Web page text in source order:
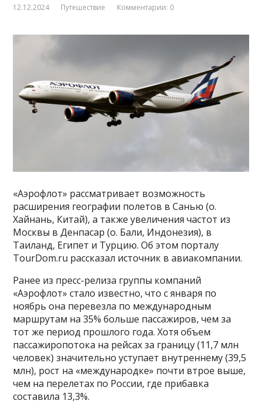
12.12.2024 Путешествие Комментарии: 0
«Аэрофлот» рассматривает возможность
расширения географии полетов в Санью (о.
Хайнань, Китай), а также увеличения частот из
Москвы в Денпасар (о. Бали, Индонезия), в
Таиланд, Египет и Турцию. Об этом порталу
TourDom.ru рассказал источник в авиакомпании.
Ранее из пресс-релиза группы компаний
«Аэрофлот» стало известно, что с января по
ноябрь она перевезла по международным
маршрутам на 35% больше пассажиров, чем за
тот же период прошлого года. Хотя объем
пассажиропотока на рейсах за границу (11,7 млн
человек) значительно уступает внутреннему (39,5
млн), рост на «международке» почти втрое выше,
чем на перелетах по России, где прибавка
составила 13,3%.